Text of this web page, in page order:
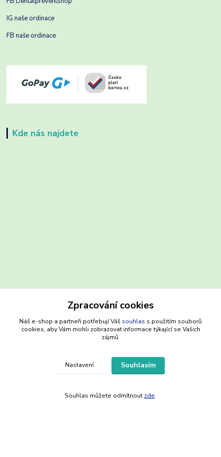
IG naše ordinace
FB naše ordinace
Kde nás najdete
Kontakty
dentalpreventshop.cz
Zpracování cookies
Náš e-shop a partneři potřebují Váš souhlas s použitím souborů
cookies, aby Vám mohli zobrazovat informace týkající se Vašich
zájmů.
Nastavení Souhlasím
Souhlas můžete odmítnout zde.